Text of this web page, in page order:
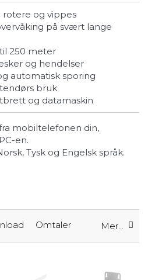
rotere og vippes
250 meter
og hendelser
automatisk sporing
bruk
og datamaskin
mobiltelefonen din,
en.
Tysk og Engelsk språk.
Mer...
Omtaler